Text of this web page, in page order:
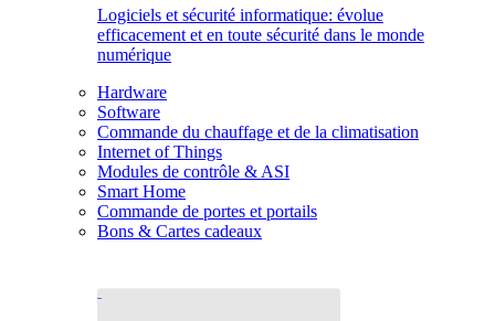
Logiciels et sécurité informatique: évolue
efficacement et en toute sécurité dans le monde
numérique
Hardware
Software
Commande du chauffage et de la climatisation
Internet of Things
Modules de contrôle & ASI
Smart Home
Commande de portes et portails
Bons & Cartes cadeaux